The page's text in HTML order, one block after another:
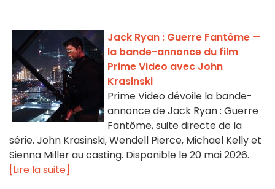
Jack Ryan : Guerre Fantôme —
la bande-annonce du film
Prime Video avec John
Krasinski
Prime Video dévoile la bande-
annonce de Jack Ryan : Guerre
Fantôme, suite directe de la
série. John Krasinski, Wendell Pierce, Michael Kelly et
Sienna Miller au casting. Disponible le 20 mai 2026.
[Lire la suite]